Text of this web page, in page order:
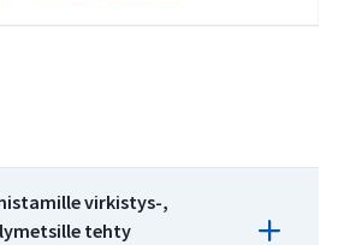
virkistys-,
tehty